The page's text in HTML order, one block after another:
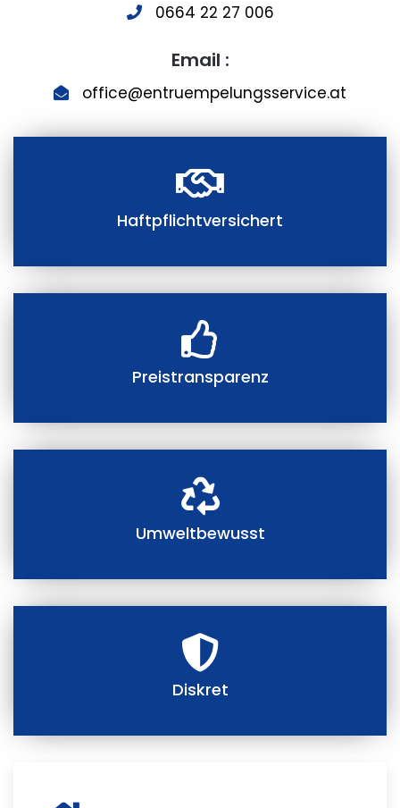
0664 22 27 006
Email :
office@entruempelungsservice.at
Haftpflichtversichert
Preistransparenz
Umweltbewusst
Diskret